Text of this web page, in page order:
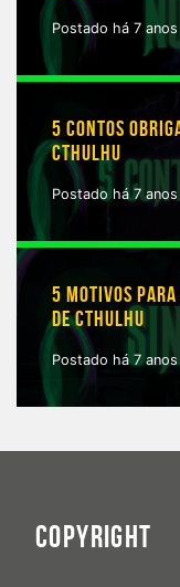
Postado há 7 anos
5 CONTOS
CTHULHU
Postado há 7 anos
5 MOTIVOS
DE CTHULHU
Postado há 7 anos
COPYRIGHT